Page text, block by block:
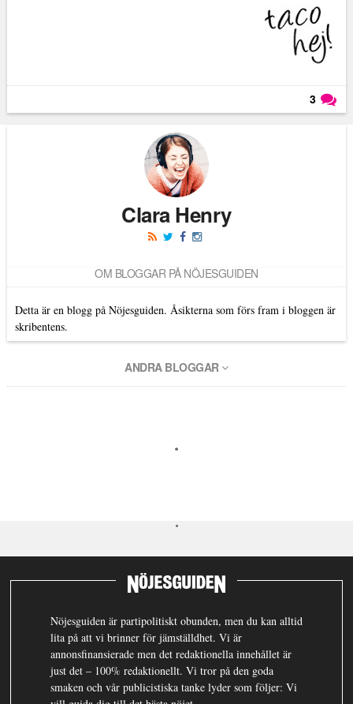
3
Clara Henry
OM BLOGGAR PÅ NÖJESGUIDEN
Detta är en blogg på Nöjesguiden. Åsikterna som förs fram i bloggen är
skribentens.
ANDRA BLOGGAR
Nöjesguiden är partipolitiskt obunden, men du kan alltid
lita på att vi brinner för jämställdhet. Vi är
annonsfinansierade men det redaktionella innehållet är
just det – 100% redaktionellt. Vi tror på den goda
smaken och vår publicistiska tanke lyder som följer: Vi